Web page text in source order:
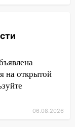
и
в
на забег,
на открытой
06.08.2026